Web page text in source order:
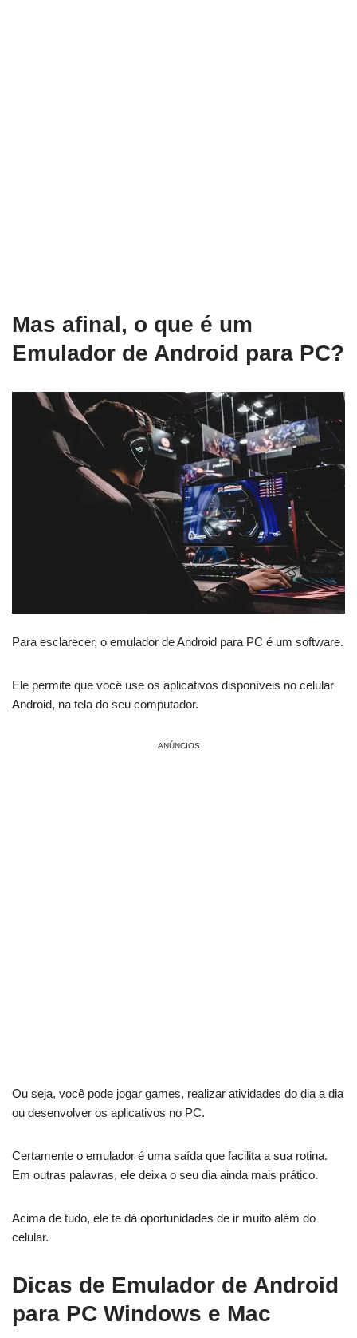
Mas afinal, o que é um
Emulador de Android para PC?
Para esclarecer, o emulador de Android para PC é um software.
Ele permite que você use os aplicativos disponíveis no celular
Android, na tela do seu computador.
ANÚNCIOS
Ou seja, você pode jogar games, realizar atividades do dia a dia
ou desenvolver os aplicativos no PC.
Certamente o emulador é uma saída que facilita a sua rotina.
Em outras palavras, ele deixa o seu dia ainda mais prático.
Acima de tudo, ele te dá oportunidades de ir muito além do
celular.
Dicas de Emulador de Android
para PC Windows e Mac